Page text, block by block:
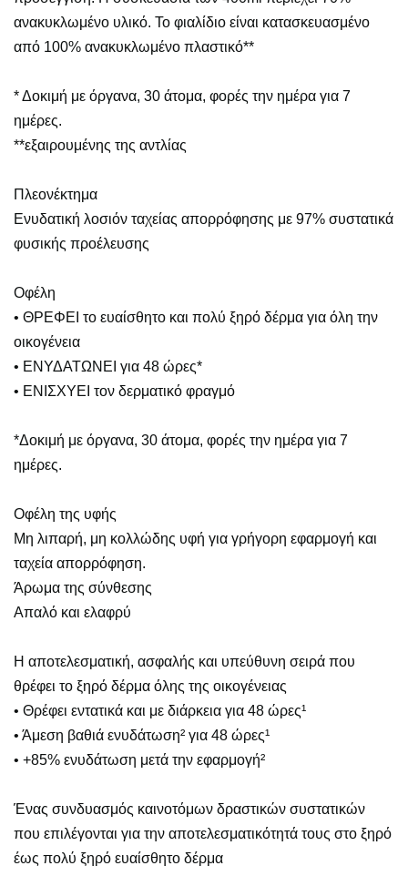
ανακυκλωμένο υλικό. Το φιαλίδιο είναι κατασκευασμένο
από 100% ανακυκλωμένο πλαστικό**
* Δοκιμή με όργανα, 30 άτομα, φορές την ημέρα για 7
ημέρες.
**εξαιρουμένης της αντλίας
Πλεονέκτημα
Ενυδατική λοσιόν ταχείας απορρόφησης με 97% συστατικά
φυσικής προέλευσης
Οφέλη
• ΘΡΕΦΕΙ το ευαίσθητο και πολύ ξηρό δέρμα για όλη την
οικογένεια
• ΕΝΥΔΑΤΩΝΕΙ για 48 ώρες*
• ΕΝΙΣΧΥΕΙ τον δερματικό φραγμό
*Δοκιμή με όργανα, 30 άτομα, φορές την ημέρα για 7
ημέρες.
Οφέλη της υφής
Μη λιπαρή, μη κολλώδης υφή για γρήγορη εφαρμογή και
ταχεία απορρόφηση.
Άρωμα της σύνθεσης
Απαλό και ελαφρύ
Η αποτελεσματική, ασφαλής και υπεύθυνη σειρά που
θρέφει το ξηρό δέρμα όλης της οικογένειας
• Θρέφει εντατικά και με διάρκεια για 48 ώρες¹
• Άμεση βαθιά ενυδάτωση² για 48 ώρες¹
• +85% ενυδάτωση μετά την εφαρμογή²
Ένας συνδυασμός καινοτόμων δραστικών συστατικών
που επιλέγονται για την αποτελεσματικότητά τους στο ξηρό
έως πολύ ξηρό ευαίσθητο δέρμα